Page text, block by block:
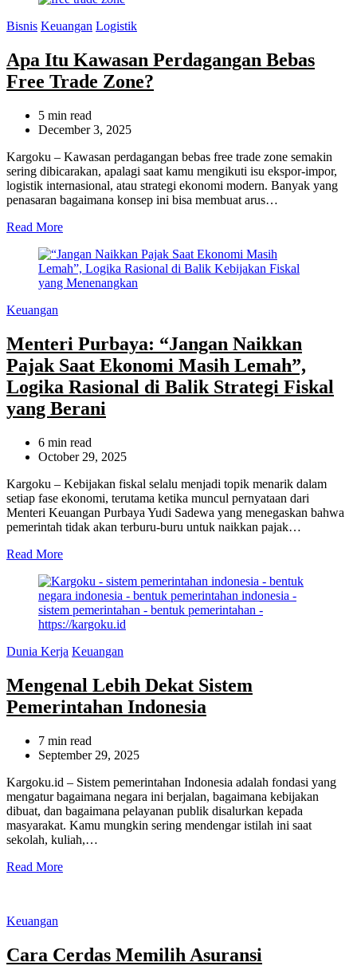
Categories
Bisnis Keuangan Logistik
Apa Itu Kawasan Perdagangan Bebas
Free Trade Zone?
Estimated
read
5 min read
December 3, 2025
Kargoku – Kawasan perdagangan bebas free trade zone semakin
sering dibicarakan, apalagi saat kamu mengikuti isu ekspor-impor,
logistik internasional, atau strategi ekonomi modern. Banyak yang
penasaran bagaimana konsep ini bisa membuat arus…
Read More
Categories
Keuangan
Menteri Purbaya: “Jangan Naikkan
Pajak Saat Ekonomi Masih Lemah”,
Logika Rasional di Balik Strategi Fiskal
yang Berani
Estimated
read
6 min read
October 29, 2025
Kargoku – Kebijakan fiskal selalu menjadi topik menarik dalam
setiap fase ekonomi, terutama ketika muncul pernyataan dari
Menteri Keuangan Purbaya Yudi Sadewa yang menegaskan bahwa
pemerintah tidak akan terburu-buru untuk naikkan pajak…
Read More
Categories
Dunia Kerja Keuangan
Mengenal Lebih Dekat Sistem
Pemerintahan Indonesia
Estimated
read
7 min read
September 29, 2025
Kargoku.id – Sistem pemerintahan Indonesia adalah fondasi yang
mengatur bagaimana negara ini berjalan, bagaimana kebijakan
dibuat, dan bagaimana pelayanan publik disalurkan kepada
masyarakat. Kamu mungkin sering mendengar istilah ini saat
sekolah, kuliah,…
Read More
Categories
Keuangan
Cara Cerdas Memilih Asuransi